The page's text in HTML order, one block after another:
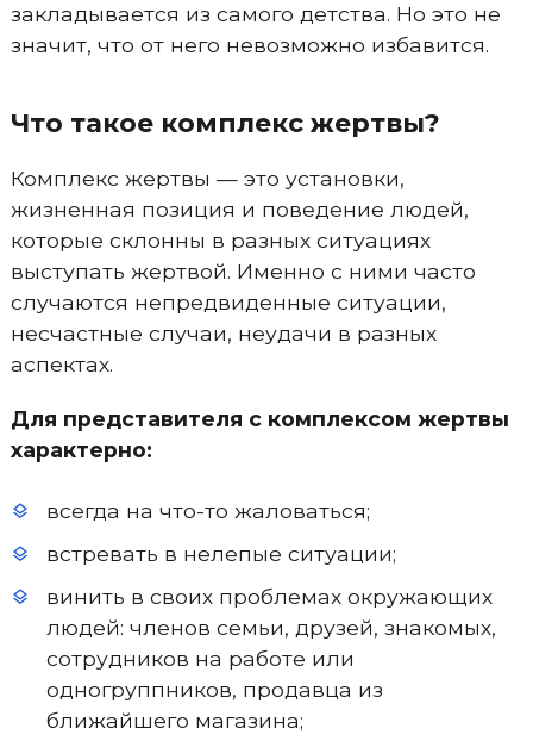
закладывается из самого детства. Но это не
значит, что от него невозможно избавится.
Что такое комплекс жертвы?
Комплекс жертвы — это установки,
жизненная позиция и поведение людей,
которые склонны в разных ситуациях
выступать жертвой. Именно с ними часто
случаются непредвиденные ситуации,
несчастные случаи, неудачи в разных
аспектах.
Для представителя с комплексом жертвы
характерно:
всегда на что-то жаловаться;
встревать в нелепые ситуации;
винить в своих проблемах окружающих
людей: членов семьи, друзей, знакомых,
сотрудников на работе или
одногруппников, продавца из
ближайшего магазина;